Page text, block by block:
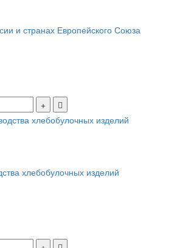
и странах Европейского Союза
хлебобулочных изделий